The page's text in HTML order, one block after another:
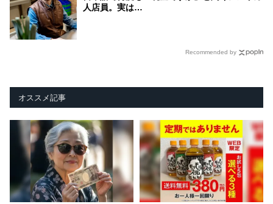
人店員。実は…
Recommended by
オススメ記事